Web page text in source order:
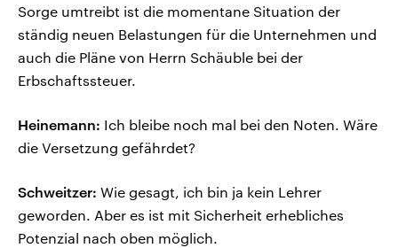
Sorge umtreibt ist die momentane Situation der
ständig neuen Belastungen für die Unternehmen und
auch die Pläne von Herrn Schäuble bei der
Erbschaftssteuer.
Heinemann: Ich bleibe noch mal bei den Noten. Wäre
die Versetzung gefährdet?
Schweitzer: Wie gesagt, ich bin ja kein Lehrer
geworden. Aber es ist mit Sicherheit erhebliches
Potenzial nach oben möglich.